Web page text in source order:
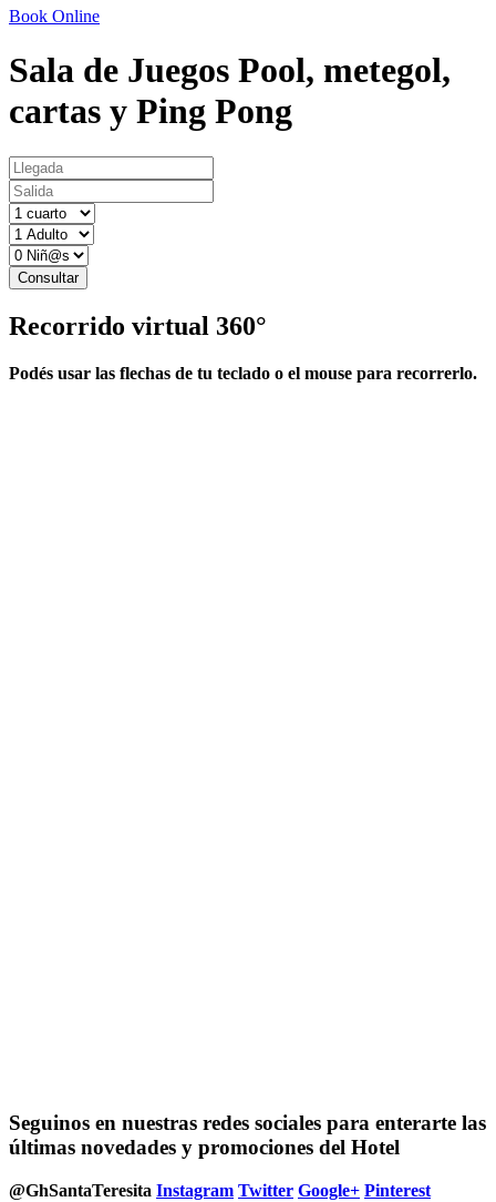
Book Online
Sala de Juegos Pool, metegol,
cartas y Ping Pong
Consultar
Recorrido virtual 360°
Podés usar las flechas de tu teclado o el mouse para recorrerlo.
Seguinos en nuestras redes sociales para enterarte las
últimas novedades y promociones del Hotel
@GhSantaTeresita Instagram Twitter Google+ Pinterest